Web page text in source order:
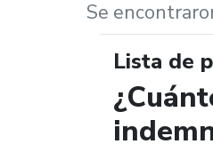
Se
Lista de